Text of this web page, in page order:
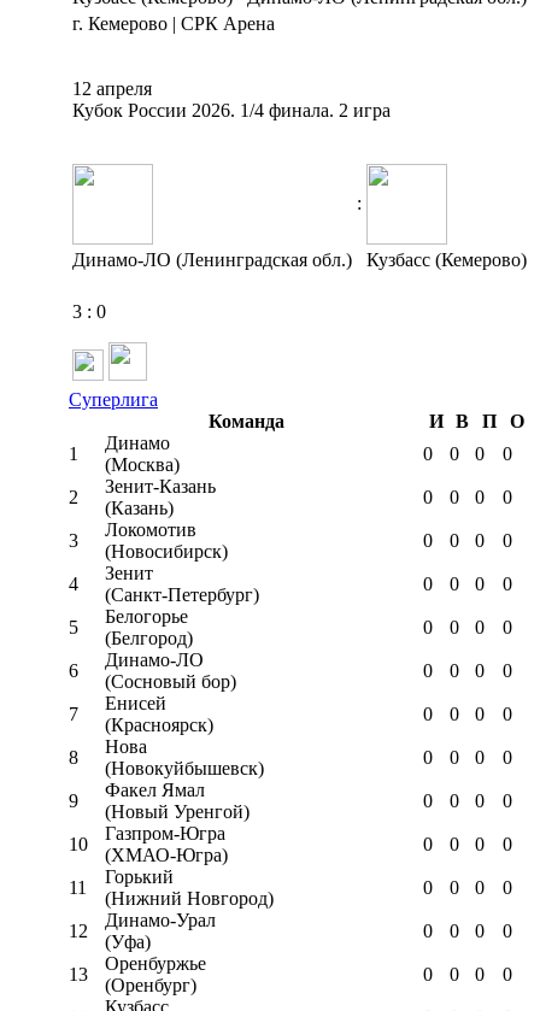
г. Кемерово | СРК Арена
12 апреля
Кубок России 2026. 1/4 финала. 2 игра
:
Динамо-ЛО (Ленинградская обл.) Кузбасс (Кемерово)
3 : 0
Суперлига
Команда
И В П
О
1
Динамо
(Москва)
0 0 0 0
2
Зенит-Казань
(Казань)
0 0 0 0
3
Локомотив
(Новосибирск)
0 0 0 0
4
Зенит
(Санкт-Петербург)
0 0 0 0
5
Белогорье
(Белгород)
0 0 0 0
6
Динамо-ЛО
(Сосновый бор)
0 0 0 0
7
Енисей
(Красноярск)
0 0 0 0
8
Нова
(Новокуйбышевск)
0 0 0 0
9
Факел Ямал
(Новый Уренгой)
0 0 0 0
10
Газпром-Югра
(ХМАО-Югра)
0 0 0 0
11
Горький
(Нижний Новгород)
0 0 0 0
12
Динамо-Урал
(Уфа)
0 0 0 0
13
Оренбуржье
(Оренбург)
0 0 0 0
Кузбасс